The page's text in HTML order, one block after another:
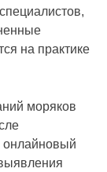
на практике
моряков
онлайновый